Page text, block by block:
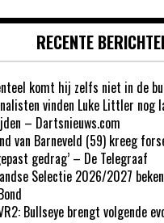
RECENTE
komt hij zelfs niet in de
vinden Luke Littler nog
– Dartsnieuws.com
van Barneveld (59) kreeg
gedrag’ – De Telegraaf
Selectie 2026/2027
Bullseye brengt volgende